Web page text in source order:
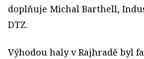
doplňuje Michal Barthell,
DTZ.
Výhodou haly v Rajhradě byl